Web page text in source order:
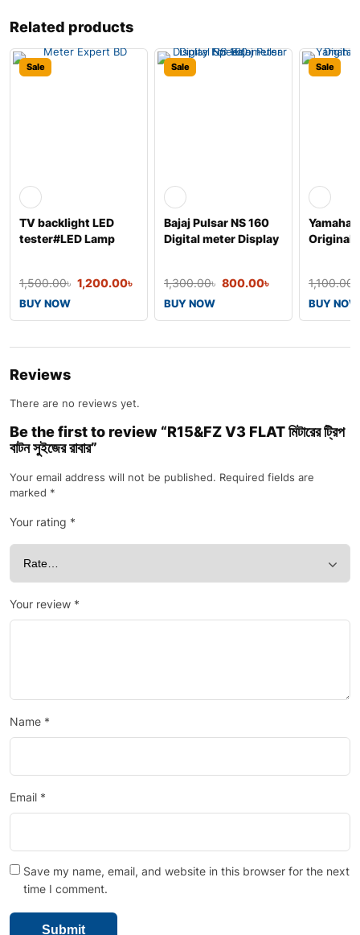
Related products
Sale
TV backlight LED
tester#LED Lamp
1,500.00৳ 1,200.00৳
BUY NOW
Sale
Bajaj Pulsar NS 160
Digital meter Display
1,300.00৳ 800.00৳
BUY NOW
Sale
Yamaha
Original
1,100.00
BUY NOW
Reviews
There are no reviews yet.
Be the first to review “R15&FZ V3 FLAT মিটারের ট্রিপ
বাটন সুইজের রাবার”
Your email address will not be published. Required fields are
marked *
Your rating *
Your review *
Name *
Email *
Save my name, email, and website in this browser for the next
time I comment.